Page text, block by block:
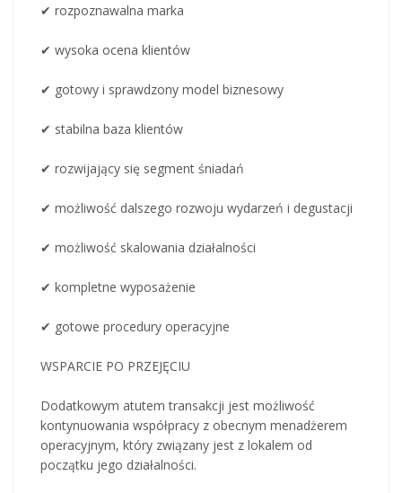
✔ rozpoznawalna marka
✔ wysoka ocena klientów
✔ gotowy i sprawdzony model biznesowy
✔ stabilna baza klientów
✔ rozwijający się segment śniadań
✔ możliwość dalszego rozwoju wydarzeń i degustacji
✔ możliwość skalowania działalności
✔ kompletne wyposażenie
✔ gotowe procedury operacyjne
WSPARCIE PO PRZEJĘCIU
Dodatkowym atutem transakcji jest możliwość
kontynuowania współpracy z obecnym menadżerem
operacyjnym, który związany jest z lokalem od
początku jego działalności.